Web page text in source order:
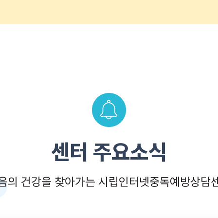
센터 주요소식
의 건강을 찾아가는 시립인터넷중독예방상담